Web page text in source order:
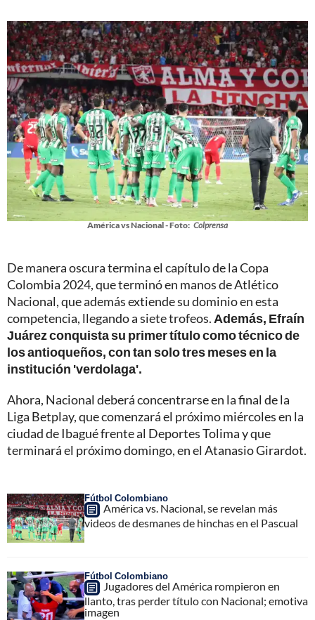
América vs Nacional - Foto: Colprensa
De manera oscura termina el capítulo de la Copa
Colombia 2024, que terminó en manos de Atlético
Nacional, que además extiende su dominio en esta
competencia, llegando a siete trofeos. Además, Efraín
Juárez conquista su primer título como técnico de
los antioqueños, con tan solo tres meses en la
institución 'verdolaga'.
Ahora, Nacional deberá concentrarse en la final de la
Liga Betplay, que comenzará el próximo miércoles en la
ciudad de Ibagué frente al Deportes Tolima y que
terminará el próximo domingo, en el Atanasio Girardot.
Fútbol Colombiano
América vs. Nacional, se revelan más
videos de desmanes de hinchas en el Pascual
Fútbol Colombiano
Jugadores del América rompieron en
llanto, tras perder título con Nacional; emotiva
imagen